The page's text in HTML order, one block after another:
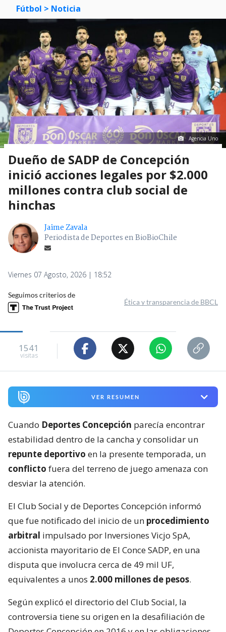
Fútbol > Noticia
Agencia Uno
Dueño de SADP de Concepción
inició acciones legales por $2.000
millones contra club social de
hinchas
Jaime Zavala
Periodista de Deportes en BioBioChile
Viernes 07 Agosto, 2026 | 18:52
Seguimos criterios de
Ética y transparencia de BBCL
1541
visitas
VER RESUMEN
Cuando Deportes Concepción parecía encontrar
estabilidad dentro de la cancha y consolidar un
repunte deportivo en la presente temporada, un
conflicto fuera del terreno de juego amenaza con
desviar la atención.
El Club Social y de Deportes Concepción informó
que fue notificado del inicio de un procedimiento
arbitral impulsado por Inversiones Vicjo SpA,
accionista mayoritario de El Conce SADP, en una
disputa que involucra cerca de 49 mil UF,
equivalentes a unos 2.000 millones de pesos.
Según explicó el directorio del Club Social, la
controversia tiene su origen en la desafiliación de